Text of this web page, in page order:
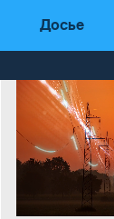
Досье